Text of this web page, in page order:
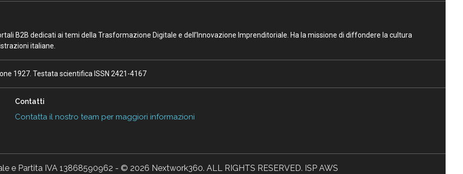
B2B dedicati ai temi della Trasformazione Digitale e dell’Innovazione Imprenditoriale. Ha la missione di diffondere la cultura
italiane.
1927. Testata scientifica ISSN 2421-4167
Contatti
Contatta il nostro team per maggiori informazioni
e Partita IVA 13868590962 - © 2026 Nextwork360. ALL RIGHTS RESERVED. ISP AWS